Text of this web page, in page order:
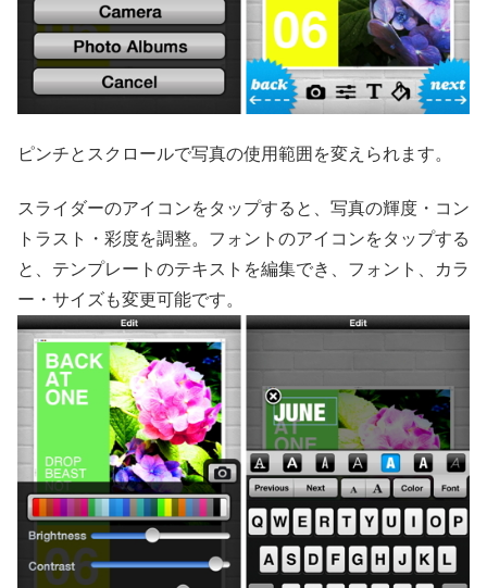
ピンチとスクロールで写真の使用範囲を変えられます。
スライダーのアイコンをタップすると、写真の輝度・コン
トラスト・彩度を調整。フォントのアイコンをタップする
と、テンプレートのテキストを編集でき、フォント、カラ
ー・サイズも変更可能です。